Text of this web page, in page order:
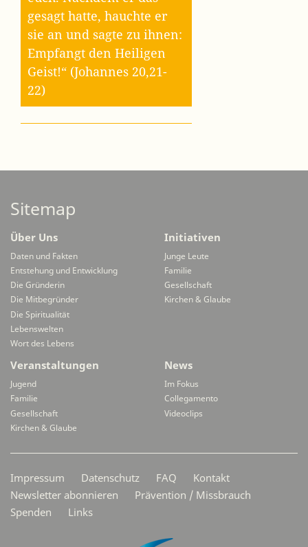
gesagt hatte, hauchte er
sie an und sagte zu ihnen:
Empfangt den Heiligen
Geist!“ (Johannes 20,21-
22)
Sitemap
Über Uns
Daten und Fakten
Entstehung und Entwicklung
Die Gründerin
Die Mitbegründer
Die Spiritualität
Lebenswelten
Wort des Lebens
Initiativen
Junge Leute
Familie
Gesellschaft
Kirchen & Glaube
Veranstaltungen
Jugend
Familie
Gesellschaft
Kirchen & Glaube
News
Im Fokus
Collegamento
Videoclips
Impressum Datenschutz FAQ
Kontakt
Newsletter abonnieren
Prävention / Missbrauch
Spenden
Links